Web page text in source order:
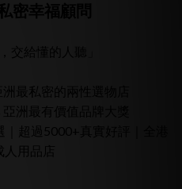
密幸福顧問
交給懂的人聽」
最私密的兩性選物店
洲最有價值品牌大獎
超過5000+真實好評｜全港
人用品店